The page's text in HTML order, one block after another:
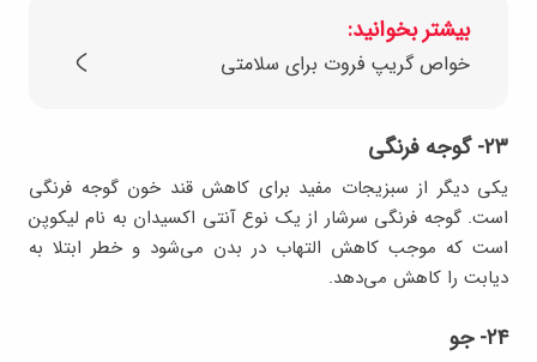
بیشتر بخوانید:
خواص گریپ فروت برای سلامتی
۲۳- گوجه فرنگی
یکی دیگر از سبزیجات مفید برای کاهش قند خون گوجه فرنگی
است. گوجه فرنگی سرشار از یک نوع آنتی اکسیدان به نام لیکوپن
است که موجب کاهش التهاب در بدن می‌شود و خطر ابتلا به
دیابت را کاهش می‌دهد.
۲۴- جو